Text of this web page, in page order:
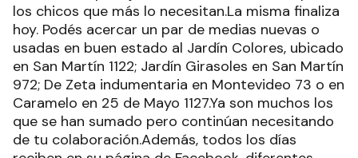
los chicos que más lo necesitan.La misma finaliza
hoy. Podés acercar un par de medias nuevas o
usadas en buen estado al Jardín Colores, ubicado
en San Martín 1122; Jardín Girasoles en San Martín
972; De Zeta indumentaria en Montevideo 73 o en
Caramelo en 25 de Mayo 1127.Ya son muchos los
que se han sumado pero continúan necesitando
de tu colaboración.Además, todos los días